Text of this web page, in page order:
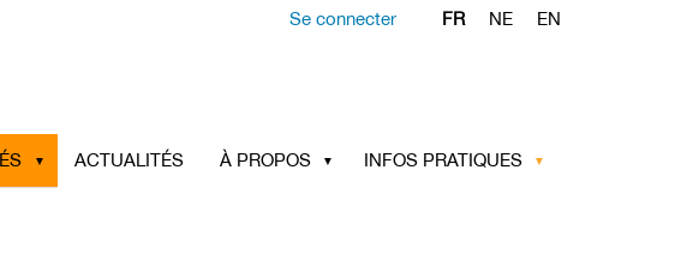
Se connecter FR NE EN
ACTUALITÉS À PROPOS INFOS PRATIQUES